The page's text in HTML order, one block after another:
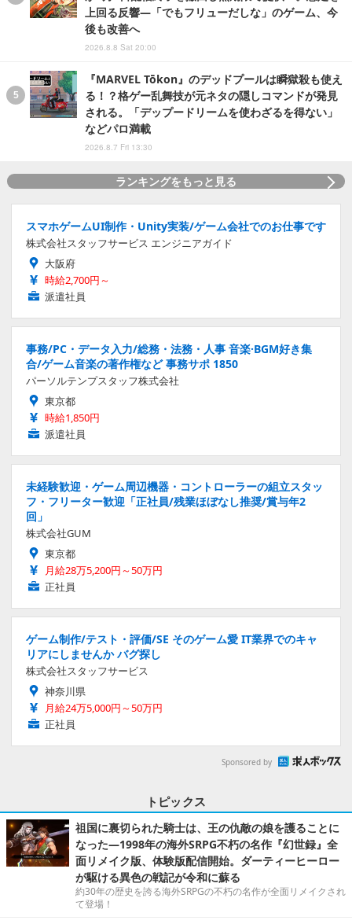
上回る反響―「でもフリューだしな」のゲーム、今
後も改善へ
2026.8.8 Sat 20:00
『MARVEL Tōkon』のデッドプールは瞬獄殺も使え
る！？格ゲー乱舞技が元ネタの隠しコマンドが発見
される。「デップードリームを使わざるを得ない」
などパロ満載
2026.8.7 Fri 13:30
ランキングをもっと見る
スマホゲームUI制作・Unity実装/ゲーム会社でのお仕事です
株式会社スタッフサービス エンジニアガイド
大阪府
時給2,700円～
派遣社員
事務/PC・データ入力/総務・法務・人事 音楽·BGM好き集
合/ゲーム音楽の著作権など 事務サポ 1850
パーソルテンプスタッフ株式会社
東京都
時給1,850円
派遣社員
未経験歓迎・ゲーム周辺機器・コントローラーの組立スタッ
フ・フリーター歓迎「正社員/残業ほぼなし推奨/賞与年2
回」
株式会社GUM
東京都
月給28万5,200円～50万円
正社員
ゲーム制作/テスト・評価/SE そのゲーム愛 IT業界でのキャ
リアにしませんか バグ探し
株式会社スタッフサービス
神奈川県
月給24万5,000円～50万円
正社員
Sponsored by
トピックス
祖国に裏切られた騎士は、王の仇敵の娘を護ることに
なった―1998年の海外SRPG不朽の名作『幻世録』全
面リメイク版、体験版配信開始。ダーティーヒーロー
が駆ける異色の戦記が令和に蘇る
約30年の歴史を誇る海外SRPGの不朽の名作が全面リメイクされ
て登場！